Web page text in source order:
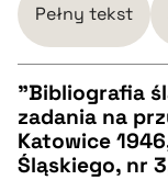
pobierz cytat
Pełny tekst
CZYSTY TEKST
"Bibliografia
zadania na
Katowice
Śląskiego, nr